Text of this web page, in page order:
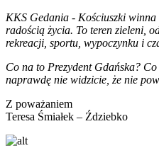
KKS Gedania - Kościuszki
radością życia. To teren zieleni,
rekreacji, sportu, wypoczynku i
Co na to Prezydent Gdańska?
naprawdę nie widzicie, że nie
Z poważaniem
Teresa Śmiałek – Ździebko